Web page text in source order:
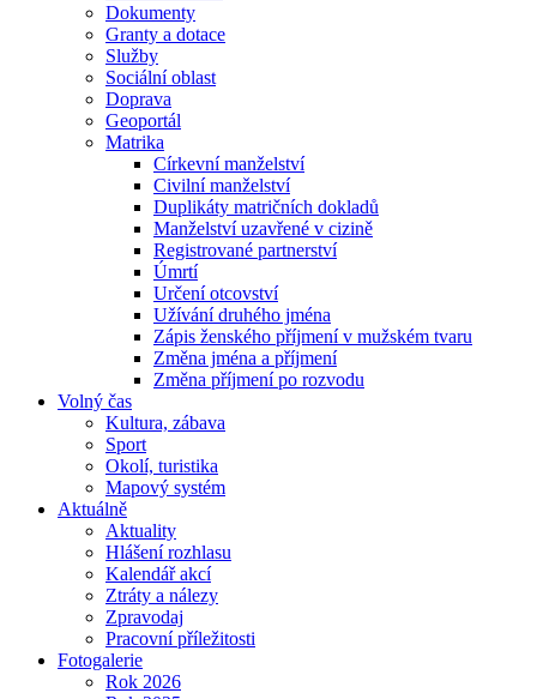
Dokumenty
Granty a dotace
Služby
Sociální oblast
Doprava
Geoportál
Matrika
Církevní manželství
Civilní manželství
Duplikáty matričních dokladů
Manželství uzavřené v cizině
Registrované partnerství
Úmrtí
Určení otcovství
Užívání druhého jména
Zápis ženského příjmení v mužském tvaru
Změna jména a příjmení
Změna příjmení po rozvodu
Volný čas
Kultura, zábava
Sport
Okolí, turistika
Mapový systém
Aktuálně
Aktuality
Hlášení rozhlasu
Kalendář akcí
Ztráty a nálezy
Zpravodaj
Pracovní příležitosti
Fotogalerie
Rok 2026